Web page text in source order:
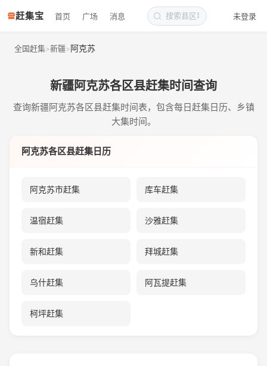
赶集宝 首页 广场 消息 未登录
全国赶集>新疆>阿克苏
新疆阿克苏各区县赶集时间查询
查询新疆阿克苏各区县赶集时间表，包含每日赶集日历、乡镇
大集时间。
阿克苏各区县赶集日历
阿克苏市赶集 库车赶集
温宿赶集 沙雅赶集
新和赶集 拜城赶集
乌什赶集 阿瓦提赶集
柯坪赶集